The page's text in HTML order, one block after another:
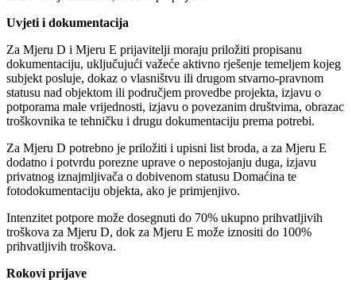
Uvjeti i dokumentacija
Za Mjeru D i Mjeru E prijavitelji moraju priložiti propisanu
dokumentaciju, uključujući važeće aktivno rješenje temeljem kojeg
subjekt posluje, dokaz o vlasništvu ili drugom stvarno-pravnom
statusu nad objektom ili područjem provedbe projekta, izjavu o
potporama male vrijednosti, izjavu o povezanim društvima, obrazac
troškovnika te tehničku i drugu dokumentaciju prema potrebi.
Za Mjeru D potrebno je priložiti i upisni list broda, a za Mjeru E
dodatno i potvrdu porezne uprave o nepostojanju duga, izjavu
privatnog iznajmljivača o dobivenom statusu Domaćina te
fotodokumentaciju objekta, ako je primjenjivo.
Intenzitet potpore može dosegnuti do 70% ukupno prihvatljivih
troškova za Mjeru D, dok za Mjeru E može iznositi do 100%
prihvatljivih troškova.
Rokovi prijave